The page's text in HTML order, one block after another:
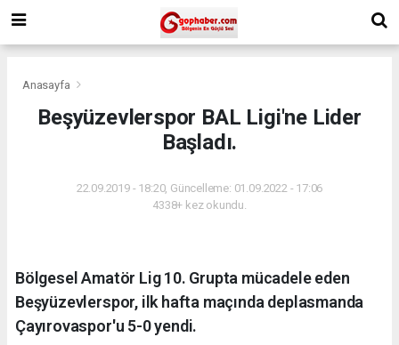
Anasayfa
Beşyüzevlerspor BAL Ligi'ne Lider
Başladı.
22.09.2019 - 18:20, Güncelleme: 01.09.2022 - 17:06
4338+ kez okundu.
Bölgesel Amatör Lig 10. Grupta mücadele eden
Beşyüzevlerspor, ilk hafta maçında deplasmanda
Çayırovaspor'u 5-0 yendi.